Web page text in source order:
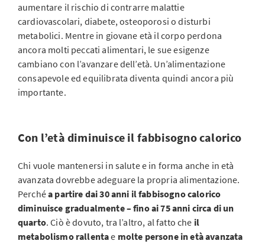
aumentare il rischio di contrarre malattie
cardiovascolari, diabete, osteoporosi o disturbi
metabolici. Mentre in giovane età il corpo perdona
ancora molti peccati alimentari, le sue esigenze
cambiano con l’avanzare dell’età. Un’alimentazione
consapevole ed equilibrata diventa quindi ancora più
importante.
Con l’età diminuisce il fabbisogno calorico
Chi vuole mantenersi in salute e in forma anche in età
avanzata dovrebbe adeguare la propria alimentazione.
Perchéa partire dai 30 anni il fabbisogno calorico
diminuisce gradualmente – fino ai 75 anni circa di un
quarto. Ciò è dovuto, tra l’altro, al fatto che il
metabolismo rallentae molte persone in età avanzata